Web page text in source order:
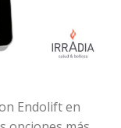
Endolift en